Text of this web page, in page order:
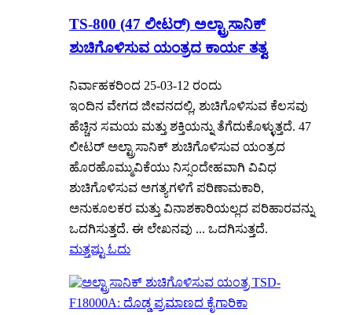
TS-800 (47 ಲೀಟರ್) ಅಲ್ಟ್ರಾಸಾನಿಕ್
ಶುಚಿಗೊಳಿಸುವ ಯಂತ್ರದ ಕಾರ್ಯ ತತ್ವ
ನಿರ್ವಾಹಕರಿಂದ 25-03-12 ರಂದು
ಇಂದಿನ ವೇಗದ ಜೀವನದಲ್ಲಿ, ಶುಚಿಗೊಳಿಸುವ ಕೆಲಸವು
ಹೆಚ್ಚಿನ ಸಮಯ ಮತ್ತು ಶಕ್ತಿಯನ್ನು ತೆಗೆದುಕೊಳ್ಳುತ್ತದೆ. 47
ಲೀಟರ್ ಅಲ್ಟ್ರಾಸಾನಿಕ್ ಶುಚಿಗೊಳಿಸುವ ಯಂತ್ರದ
ಹೊರಹೊಮ್ಮುವಿಕೆಯು ನಿಸ್ಸಂದೇಹವಾಗಿ ವಿವಿಧ
ಶುಚಿಗೊಳಿಸುವ ಅಗತ್ಯಗಳಿಗೆ ಪರಿಣಾಮಕಾರಿ,
ಅನುಕೂಲಕರ ಮತ್ತು ವಿನಾಶಕಾರಿಯಲ್ಲದ ಪರಿಹಾರವನ್ನು
ಒದಗಿಸುತ್ತದೆ. ಈ ಲೇಖನವು ... ಒದಗಿಸುತ್ತದೆ.
ಮತ್ತಷ್ಟು ಓದು